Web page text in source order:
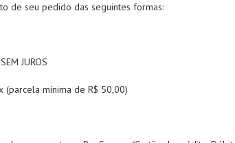
de seu pedido das seguintes formas:
JUROS
(parcela mínima de R$ 50,00)